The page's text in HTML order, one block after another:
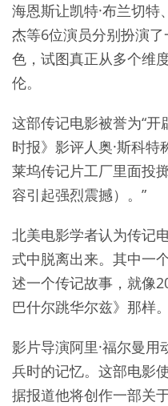
海恩斯让凯特·布兰切特
杰等6位演员分别扮演了
色，试图真正从多个维
伦。
这部传记电影被誉为“开
时报》影评人奥·斯科特
莱坞传记片工厂里面投
容引起强烈震撼）。”
北美电影学者认为传记
式中脱离出来。其中一
述一个传记故事，就像
巴什尔跳华尔兹》那样。
影片导演阿里·福尔曼
兵时的记忆。这部电影
据报道他将创作一部关